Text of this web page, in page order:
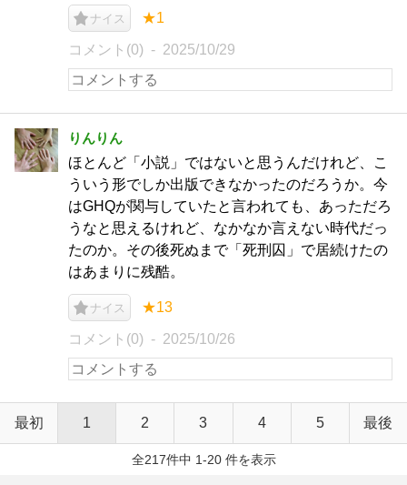
ナイス ★1
コメント(0) 2025/10/29
りんりん
ほとんど「小説」ではないと思うんだけれど、こ
ういう形でしか出版できなかったのだろうか。今
はGHQが関与していたと言われても、あっただろ
うなと思えるけれど、なかなか言えない時代だっ
たのか。その後死ぬまで「死刑囚」で居続けたの
はあまりに残酷。
ナイス ★13
コメント(0) 2025/10/26
最初 1 2 3 4 5 最後
全217件中 1-20 件を表示